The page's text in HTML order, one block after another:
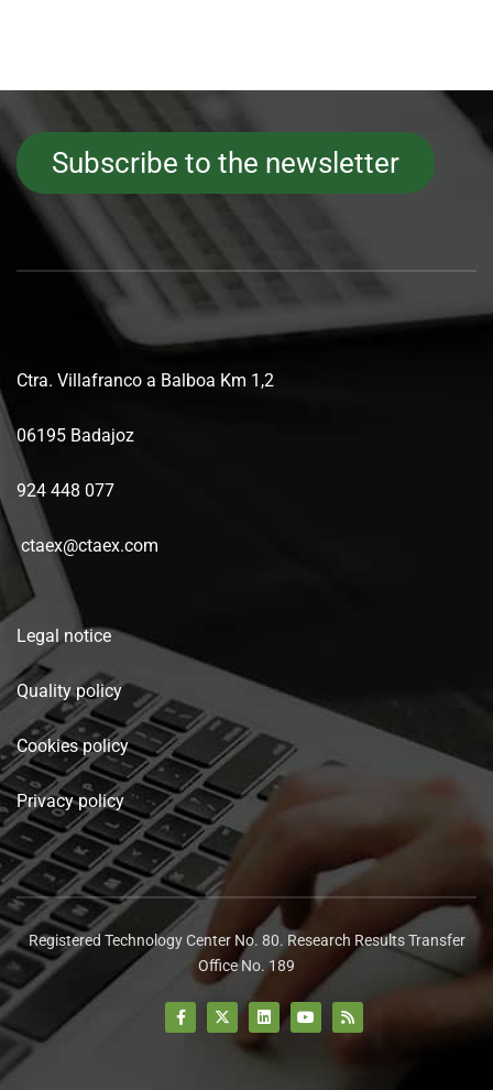
Subscribe to the newsletter
Ctra. Villafranco a Balboa Km 1,2
06195 Badajoz
924 448 077
ctaex@ctaex.com
Legal notice
Quality policy
Cookies policy
Privacy policy
Registered Technology Center No. 80. Research Results Transfer
Office No. 189